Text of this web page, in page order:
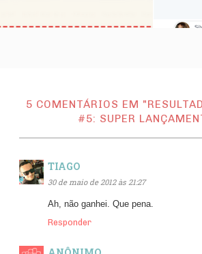
5 COMENTÁRIOS EM
#5: SUPER
TIAGO
30 de maio de 2012 às 21:27
Ah, não ganhei. Que pena.
Responder